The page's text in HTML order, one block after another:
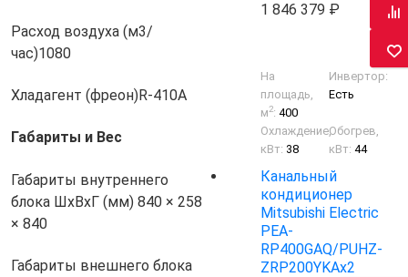
Расход воздуха (м3/
час)1080
Хладагент (фреон)R-410A
Габариты и Вес
Габариты внутреннего
блока ШхВхГ (мм) 840 × 258
× 840
Габариты внешнего блока
1 846 379
На
площадь,
м2:400
Инвертор:
Есть
Охлаждение,
кВт: 38
Обогрев,
кВт:44
Канальный
кондиционер
Mitsubishi Electric
PEA-
RP400GAQ/PUHZ-
ZRP200YKAх2